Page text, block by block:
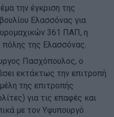
την έγκριση της
Ελασσόνας για
361 ΠΑΠ, η
πόλης της Ελασσόνας.
Πασχόπουλος, ο
εκτάκτως την επιτροπή
της επιτροπής
για τις επαφές και
με τον Υφυπουργό